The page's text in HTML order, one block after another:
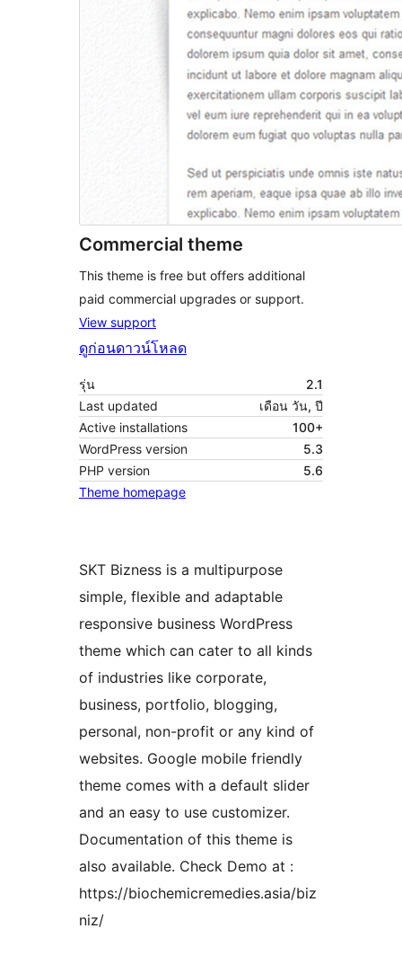
Commercial theme
This theme is free but offers additional
paid commercial upgrades or support.
View support
ดูก่อนดาวน์โหลด
รุ่น
2.1
Last updated
เดือน วัน, ปี
Active installations
100+
WordPress version
5.3
PHP version
5.6
Theme homepage
SKT Bizness is a multipurpose
simple, flexible and adaptable
responsive business WordPress
theme which can cater to all kinds
of industries like corporate,
business, portfolio, blogging,
personal, non-profit or any kind of
websites. Google mobile friendly
theme comes with a default slider
and an easy to use customizer.
Documentation of this theme is
also available. Check Demo at :
https://biochemicremedies.asia/biz
niz/